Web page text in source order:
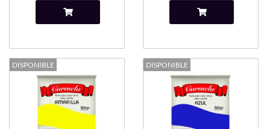
DISPONIBLE DISPONIBLE